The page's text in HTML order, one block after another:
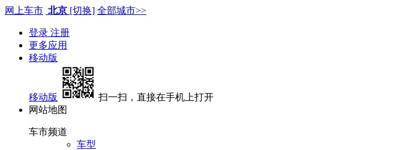
网上车市 北京 [切换] 全部城市>>
登录 注册
更多应用
移动版
移动版
扫一扫，直接在手机上打开
网站地图
车市频道
车型